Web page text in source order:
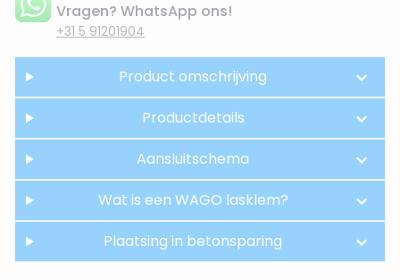
Vragen? WhatsApp ons!
+31 5 91201904
Product omschrijving
Productdetails
Aansluitschema
Wat is een WAGO lasklem?
Plaatsing in betonsparing